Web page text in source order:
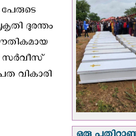
ദുരന്തം
സർവീസ്
വികാരി